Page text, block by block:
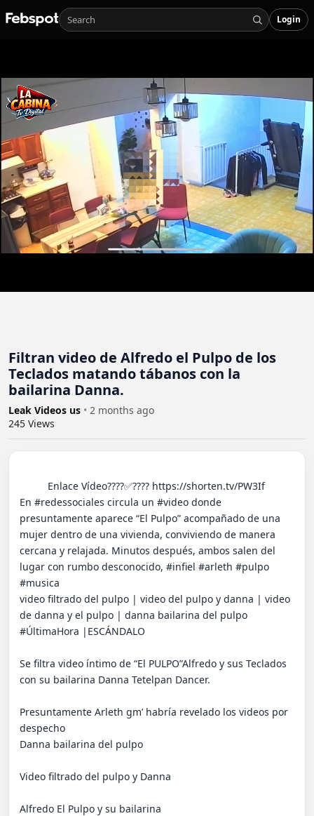
Login
Filtran video de Alfredo el Pulpo de los
Teclados matando tábanos con la
bailarina Danna.
Leak Videos us • 2 months ago
245 Views
En #redessociales circula un #video donde
presuntamente aparece “El Pulpo” acompañado de una
mujer dentro de una vivienda, conviviendo de manera
cercana y relajada. Minutos después, ambos salen del
lugar con rumbo desconocido, #infiel #arleth #pulpo
#musica
video filtrado del pulpo | video del pulpo y danna | video
de danna y el pulpo | danna bailarina del pulpo
#ÚltimaHora |ESCÁNDALO
Se filtra video íntimo de “El PULPO”Alfredo y sus Teclados
con su bailarina Danna Tetelpan Dancer.
Presuntamente Arleth gm’ habría revelado los videos por
despecho
Danna bailarina del pulpo
Video filtrado del pulpo y Danna
Alfredo El Pulpo y su bailarina